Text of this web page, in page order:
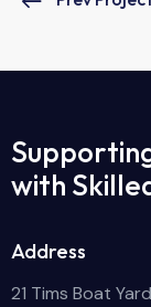
with
Address
21 Tims Boat Yard